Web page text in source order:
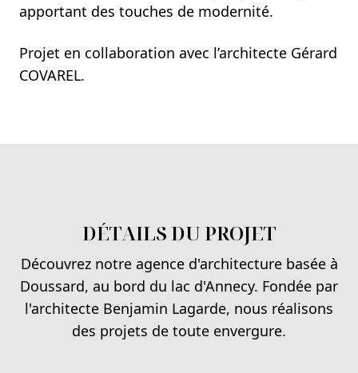
apportant des touches de modernité.
Projet en collaboration avec l’architecte Gérard
COVAREL.
DÉTAILS DU PROJET
Découvrez notre agence d'architecture basée à
Doussard, au bord du lac d'Annecy. Fondée par
l'architecte Benjamin Lagarde, nous réalisons
des projets de toute envergure.